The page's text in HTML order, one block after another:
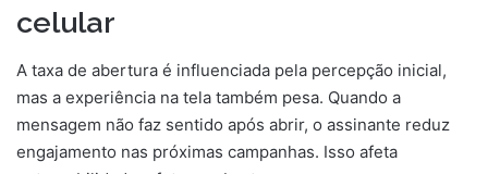
celular
A taxa de abertura é influenciada pela percepção inicial,
mas a experiência na tela também pesa. Quando a
mensagem não faz sentido após abrir, o assinante reduz
engajamento nas próximas campanhas. Isso afeta